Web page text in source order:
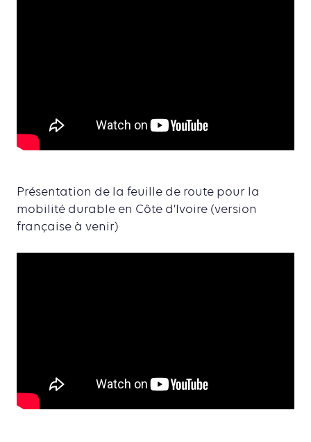
Présentation de la feuille de route pour la
mobilité durable en Côte d’Ivoire (version
française à venir)